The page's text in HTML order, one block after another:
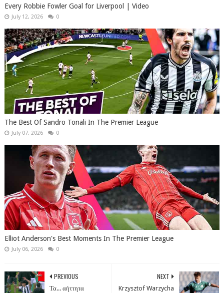
Every Robbie Fowler Goal for Liverpool | Video
July 12, 2026 0
The Best Of Sandro Tonali In The Premier League
July 07, 2026 0
Elliot Anderson's Best Moments In The Premier League
July 06, 2026 0
NEXT
Krzysztof Warzycha
PREVIOUS
Τα... αήττητα